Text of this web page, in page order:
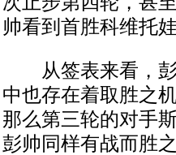
帅看到首胜科维托
从签表来看，彭
中也存在着取胜之
那么第三轮的对手
彭帅同样有战而胜